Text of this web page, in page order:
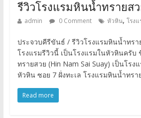
รีวิวโรงแรมหินน้ำทรายส
admin 0 Comment หัวหิน, โรง
ประจวบคีรีขันธ์ / รีวิวโรงแรมหินน้ำทรา
โรงแรมรีวิวนี้ เป็นโรงแรมในหัวหินครับ
ทรายสวย (Hin Nam Sai Suay) เป็นโรง
หัวหิน ซอย 7 ฝั่งทะเล โรงแรมหินน้ำทรา
Read more